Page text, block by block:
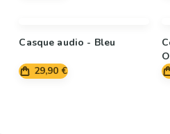
Casque audio - Bleu
29,90 €